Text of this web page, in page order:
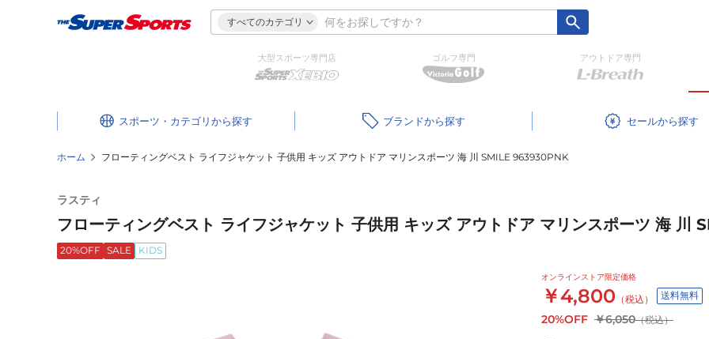
すべてのカテゴリ
大型スポーツ専門店 ゴルフ専門 アウトドア専門
スポーツ・カテゴリ ブランド セール
ホーム フローティングベスト ライフジャケット 子供用 キッズ アウトドア マリンスポーツ 海 川 SMILE 963930PNK
ラスティ
フローティングベスト ライフジャケット 子供用 キッズ アウトドア マリンスポーツ 海
20%OFF SALE KIDS
オンラインストア限定価格
￥4,800 （税込） 送料無料
20%OFF ￥6,050（税込）